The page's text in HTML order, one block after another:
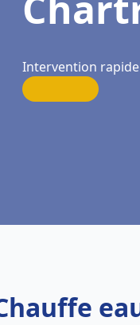
Intervention rapide